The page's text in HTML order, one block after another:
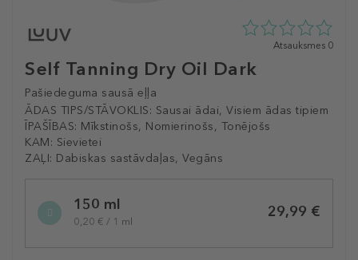
Self Tanning Dry Oil Dark
Pašiedeguma sausā eļļa
ĀDAS TIPS/STĀVOKLIS: Sausai ādai, Visiem ādas tipiem
ĪPAŠĪBAS: Mīkstinošs, Nomierinošs, Tonējošs
KAM: Sievietei
ZAĻI: Dabiskas sastāvdaļas, Vegāns
0
0
Atsauksmes 0
variation150 ml
0,20 € / 1 ml
29,99 €